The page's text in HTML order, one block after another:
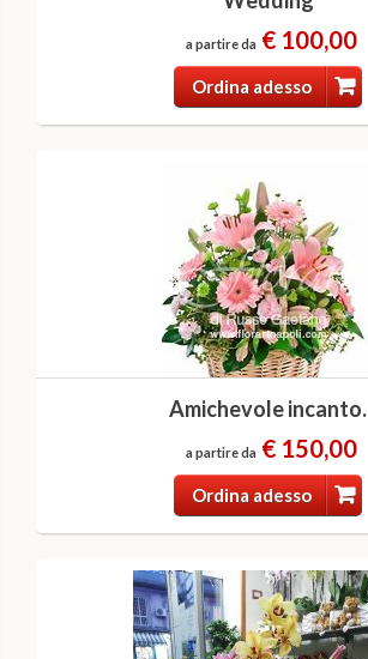
a partire da € 100,00
Ordina adesso
Amichevole incanto.
a partire da € 150,00
Ordina adesso